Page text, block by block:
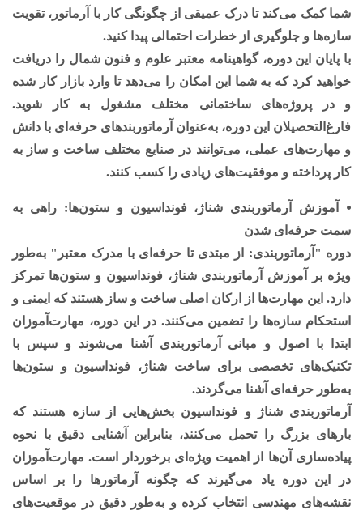
شما کمک می‌کند تا درک عمیقی از چگونگی کار با آرماتور، تقویت
سازه‌ها و جلوگیری از خطرات احتمالی پیدا کنید.
با پایان این دوره، گواهینامه معتبر علوم و فنون شمال را دریافت
خواهید کرد که به شما این امکان را می‌دهد تا وارد بازار کار شده
و در پروژه‌های ساختمانی مختلف مشغول به کار شوید.
فارغ‌التحصیلان این دوره، به‌عنوان آرماتوربندهای حرفه‌ای با دانش
و مهارت‌های عملی، می‌توانند در صنایع مختلف ساخت و ساز به
کار پرداخته و موفقیت‌های زیادی را کسب کنند.
⦁ آموزش آرماتوربندی شناژ، فونداسیون و ستون‌ها: راهی به
سمت حرفه‌ای شدن
دوره "آرماتوربندی: از مبتدی تا حرفه‌ای با مدرک معتبر" به‌طور
ویژه بر آموزش آرماتوربندی شناژ، فونداسیون و ستون‌ها تمرکز
دارد. این مهارت‌ها از ارکان اصلی ساخت و ساز هستند که ایمنی و
استحکام سازه‌ها را تضمین می‌کنند. در این دوره، مهارت‌آموزان
ابتدا با اصول و مبانی آرماتوربندی آشنا می‌شوند و سپس با
تکنیک‌های تخصصی برای ساخت شناژ، فونداسیون و ستون‌ها
به‌طور حرفه‌ای آشنا می‌گردند.
آرماتوربندی شناژ و فونداسیون بخش‌هایی از سازه هستند که
بارهای بزرگ را تحمل می‌کنند، بنابراین آشنایی دقیق با نحوه
پیاده‌سازی آن‌ها از اهمیت ویژه‌ای برخوردار است. مهارت‌آموزان
در این دوره یاد می‌گیرند که چگونه آرماتورها را بر اساس
نقشه‌های مهندسی انتخاب کرده و به‌طور دقیق در موقعیت‌های